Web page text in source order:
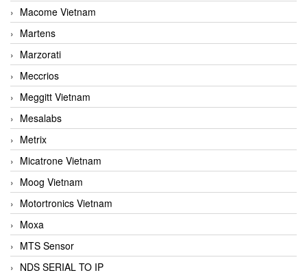
Macome Vietnam
Martens
Marzorati
Meccrios
Meggitt Vietnam
Mesalabs
Metrix
Micatrone Vietnam
Moog Vietnam
Motortronics Vietnam
Moxa
MTS Sensor
NDS SERIAL TO IP